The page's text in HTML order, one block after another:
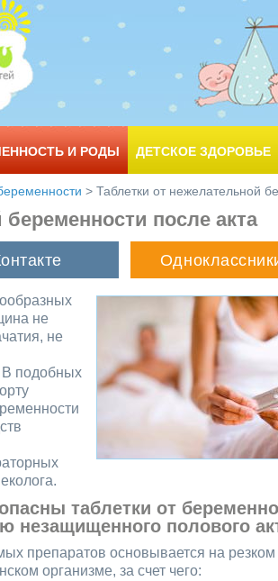
И РОДЫ ДЕТСКОЕ ЗДОРОВЬЕ
> Таблетки от нежелательной
после акта
не
не
В подобных
таблетки от
незащищенного полового
препаратов основывается на резком
организме, за счет чего: